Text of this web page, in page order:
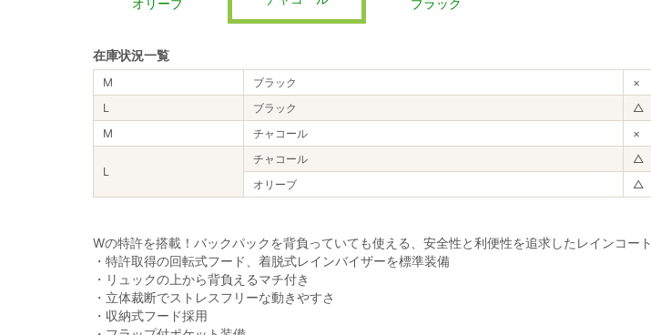
オリーブ ブラック
在庫状況一覧
M ブラック
×
L
ブラック
△
M
チャコール ×
L
チャコール
△
オリーブ
△
Wの特許を搭載！バックパックを背負っていても使える、安全性と利便性を追求したレインコート
・特許取得の回転式フード、着脱式レインバイザーを標準装備
・リュックの上から背負えるマチ付き
・立体裁断でストレスフリーな動きやすさ
・収納式フード採用